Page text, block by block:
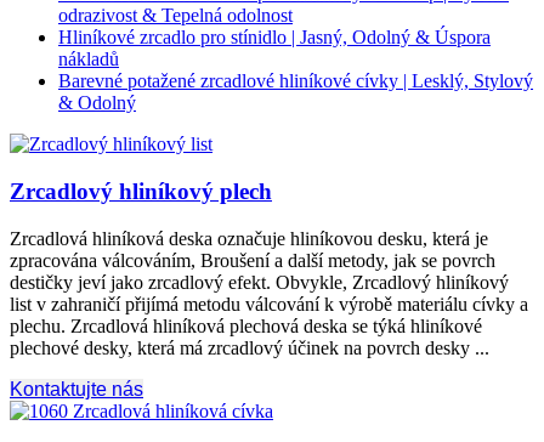
odrazivost & Tepelná odolnost
Hliníkové zrcadlo pro stínidlo | Jasný, Odolný & Úspora
nákladů
Barevné potažené zrcadlové hliníkové cívky | Lesklý, Stylový
& Odolný
Zrcadlový hliníkový plech
Zrcadlová hliníková deska označuje hliníkovou desku, která je
zpracována válcováním, Broušení a další metody, jak se povrch
destičky jeví jako zrcadlový efekt. Obvykle, Zrcadlový hliníkový
list v zahraničí přijímá metodu válcování k výrobě materiálu cívky a
plechu. Zrcadlová hliníková plechová deska se týká hliníkové
plechové desky, která má zrcadlový účinek na povrch desky ...
Kontaktujte nás